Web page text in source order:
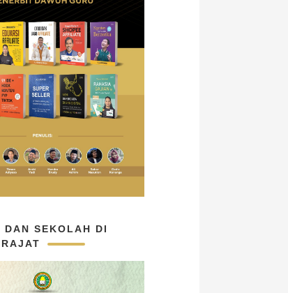
DAN SEKOLAH DI